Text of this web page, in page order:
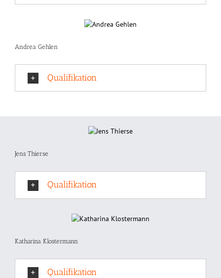
Andrea Gehlen
Qualifikation
Jens Thierse
Qualifikation
Katharina Klostermann
Qualifikation